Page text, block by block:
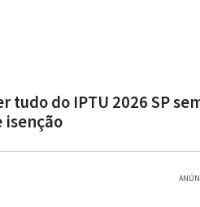
tudo do IPTU 2026 SP
isenção